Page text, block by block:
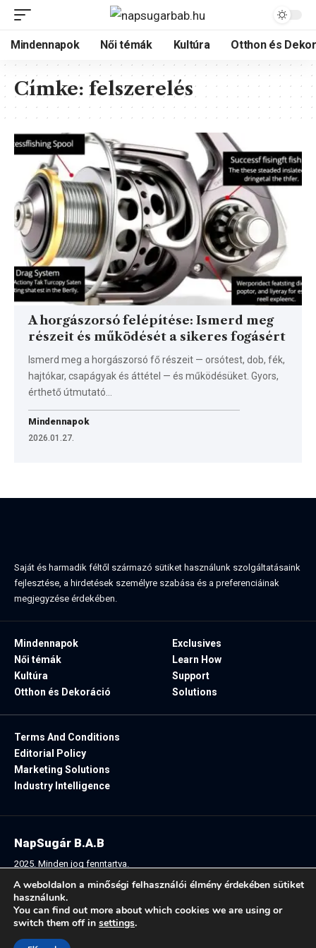
Mindennapok Női témák Kultúra Otthon és
Címke: felszerelés
A horgászorsó felépítése: Ismerd meg
részeit és működését a sikeres fogásért
Ismerd meg a horgászorsó fő részeit — orsótest, dob, fék,
hajtókar, csapágyak és áttétel — és működésüket. Gyors,
érthető útmutató…
Mindennapok
2026.01.27.
Saját és harmadik féltől származó sütiket használunk szolgáltatásaink
fejlesztése, a hirdetések személyre szabása és a preferenciáinak
megjegyzése érdekében.
Mindennapok
Női témák
Kultúra
Otthon és Dekoráció
Exclusives
Learn How
Support
Solutions
Terms And Conditions
Editorial Policy
Marketing Solutions
Industry Intelligence
Follow US:
NapSugár B.A.B
2025. Minden jog fenntartva.
A weboldalon a minőségi felhasználói élmény érdekében sütiket
használunk.
You can find out more about which cookies we are using or
switch them off in settings.